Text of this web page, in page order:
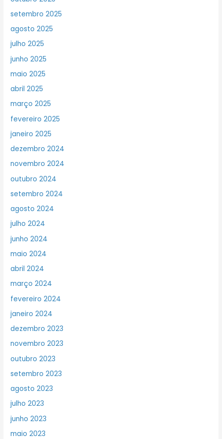
setembro 2025
agosto 2025
julho 2025
junho 2025
maio 2025
abril 2025
março 2025
fevereiro 2025
janeiro 2025
dezembro 2024
novembro 2024
outubro 2024
setembro 2024
agosto 2024
julho 2024
junho 2024
maio 2024
abril 2024
março 2024
fevereiro 2024
janeiro 2024
dezembro 2023
novembro 2023
outubro 2023
setembro 2023
agosto 2023
julho 2023
junho 2023
maio 2023